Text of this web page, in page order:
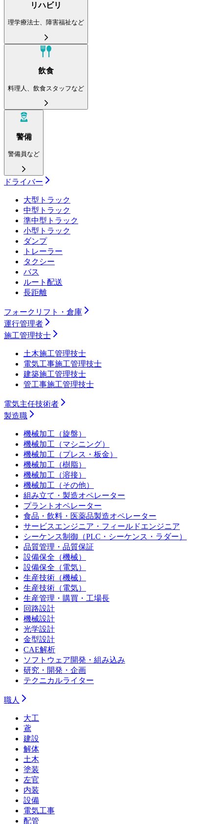
リハビリ
理学療法士、障害福祉など
飲食
料理人、飲食スタッフなど
警備
警備員など
ドライバー
大型トラック
中型トラック
準中型トラック
小型トラック
ダンプ
トレーラー
タクシー
バス
ルート配送
長距離
フォークリフト・倉庫
運行管理者
施工管理技士
土木施工管理技士
電気工事施工管理技士
建築施工管理技士
管工事施工管理技士
電気主任技術者
製造職
機械加工（旋盤）
機械加工（マシニング）
機械加工（プレス・板金）
機械加工（樹脂）
機械加工（溶接）
機械加工（その他）
組み立て・製造オペレーター
プラントオペレーター
食品・飲料・医薬品製造オペレーター
サービスエンジニア・フィールドエンジニア
シーケンス制御（PLC・シーケンス・ラダー）
品質管理・品質保証
設備保全（機械）
設備保全（電気）
生産技術（機械）
生産技術（電気）
生産管理・購買・工場長
回路設計
機械設計
光学設計
金型設計
CAE解析
ソフトウェア開発・組み込み
研究・開発・企画
テクニカルライター
職人
大工
鳶
建設
解体
土木
塗装
左官
内装
設備
電気工事
配管